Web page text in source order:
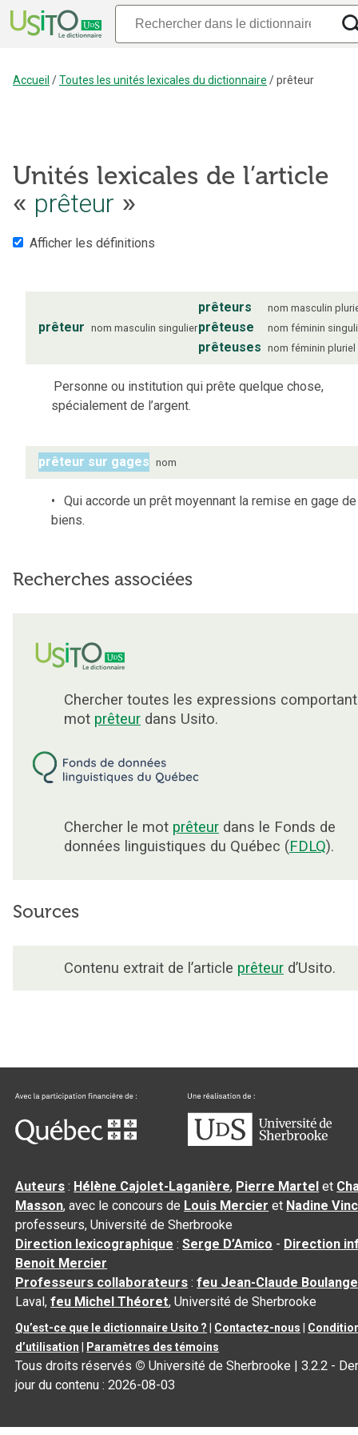
Accueil /Toutes les unités lexicales du dictionnaire /prêteur
Unités lexicales de l’article
« prêteur »
Afficher les définitions
prêteur nom masculin singulier
prêteurs nom masculin
prêteuse nom féminin
prêteuses nom féminin pluriel
Personne ou institution qui prête quelque chose,
spécialement de l’argent.
prêteur sur gages nom
Qui accorde un prêt moyennant la remise en gage de
biens.
Recherches associées
Chercher toutes les expressions
mot prêteur dans Usito.
Chercher le mot prêteur dans le Fonds de
données linguistiques du Québec (FDLQ).
Sources
Contenu extrait de l’article prêteur d’Usito.
Auteurs : Hélène Cajolet-Laganière, Pierre Martel et
Masson, avec le concours de Louis Mercier et Nadine
professeurs, Université de Sherbrooke
Direction lexicographique :Serge D’Amico - Direction
Benoit Mercier
Professeurs collaborateurs :feu Jean-Claude
Laval,feu Michel Théoret, Université de Sherbrooke
Qu’est-ce que le dictionnaire Usito ? Contactez-nous
d’utilisation
Paramètres des témoins
Tous droits réservés © Université de Sherbrooke |3.2.2 -
jour du contenu :2026-08-03